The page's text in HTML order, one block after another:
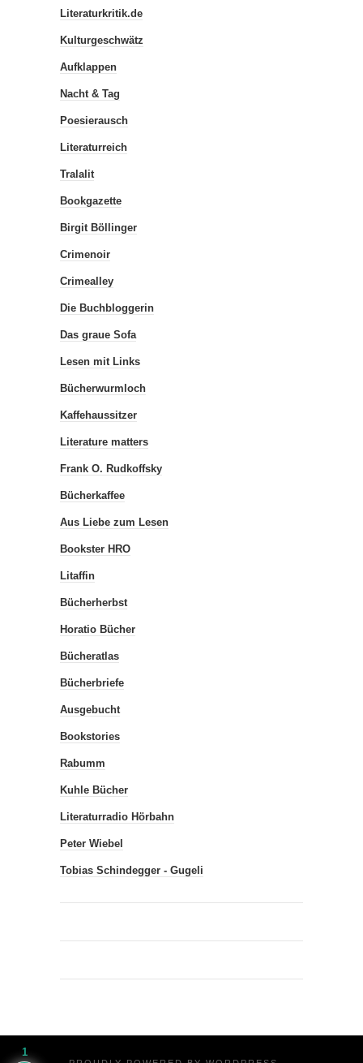
Literaturkritik.de
Kulturgeschwätz
Aufklappen
Nacht & Tag
Poesierausch
Literaturreich
Tralalit
Bookgazette
Birgit Böllinger
Crimenoir
Crimealley
Die Buchbloggerin
Das graue Sofa
Lesen mit Links
Bücherwurmloch
Kaffehaussitzer
Literature matters
Frank O. Rudkoffsky
Bücherkaffee
Aus Liebe zum Lesen
Bookster HRO
Litaffin
Bücherherbst
Horatio Bücher
Bücheratlas
Bücherbriefe
Ausgebucht
Bookstories
Rabumm
Kuhle Bücher
Literaturradio Hörbahn
Peter Wiebel
Tobias Schindegger - Gugeli
1